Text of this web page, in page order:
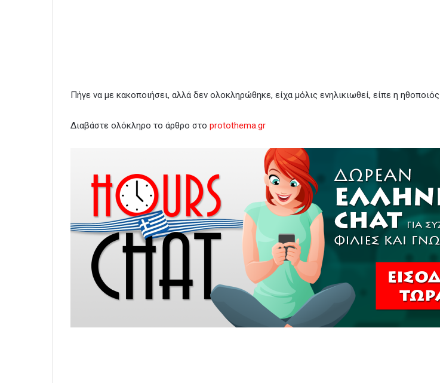
Πήγε να με κακοποιήσει, αλλά δεν ολοκληρώθηκε, είχα μόλις ενηλικιωθεί, είπε η ηθοποιός
Διαβάστε ολόκληρο το άρθρο στο protothema.gr